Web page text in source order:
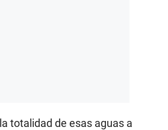
totalidad de esas aguas a